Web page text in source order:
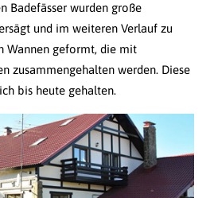
Badefässer wurden große
und im weiteren Verlauf zu
Wannen geformt, die mit
zusammengehalten werden. Diese
bis heute gehalten.